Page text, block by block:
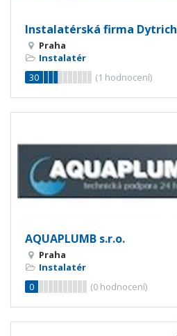
Instalatérská firma Dytrich
Praha
Instalatér
30
(1 hodnocení)
AQUAPLUMB s.r.o.
Praha
Instalatér
0
(0 hodnocení)